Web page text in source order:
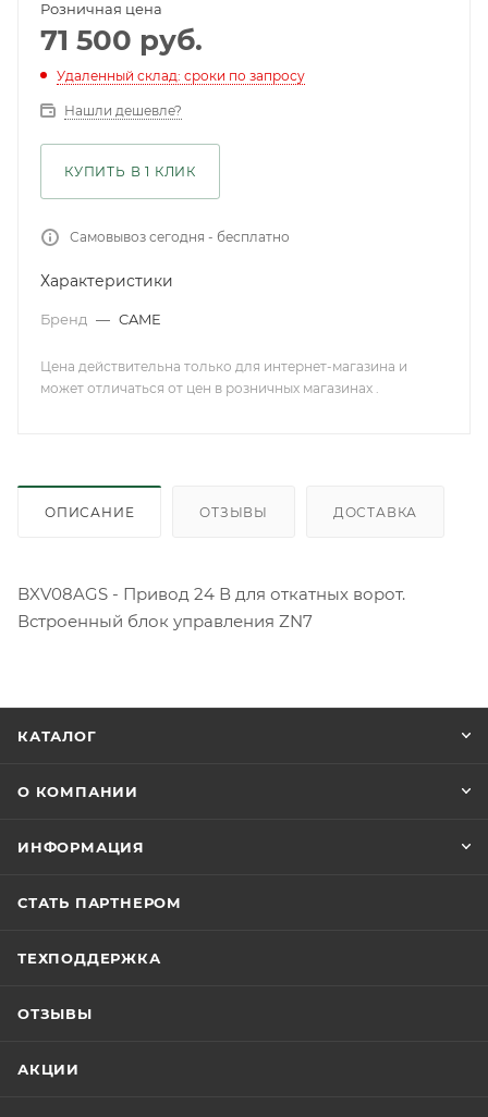
Розничная цена
71 500 руб.
Удаленный склад: сроки по запросу
Нашли дешевле?
КУПИТЬ В 1 КЛИК
Самовывоз сегодня - бесплатно
Характеристики
Бренд — CAME
Цена действительна только для интернет-магазина и
может отличаться от цен в розничных магазинах .
ОПИСАНИЕ ОТЗЫВЫ ДОСТАВКА
BXV08AGS - Привод 24 В для откатных ворот.
Встроенный блок управления ZN7
КАТАЛОГ
О КОМПАНИИ
ИНФОРМАЦИЯ
СТАТЬ ПАРТНЕРОМ
ТЕХПОДДЕРЖКА
ОТЗЫВЫ
АКЦИИ